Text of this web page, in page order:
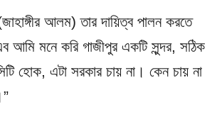
আলম) তার দায়িত্ব পালন করতে
আমি মনে করি গাজীপুর একটি সুন্দর, সঠিক
হোক, এটা সরকার চায় না। কেন চায় না